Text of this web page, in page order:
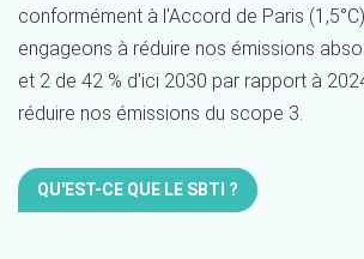
conformément à l'Accord de Paris
engageons à réduire nos émissions
et 2 de 42 % d'ici 2030 par rapport à
réduire nos émissions du scope 3.
QU'EST-CE QUE LE SBTI ?